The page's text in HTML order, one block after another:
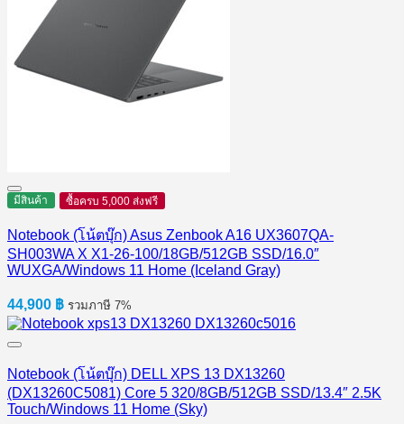
มีสินค้า ซื้อครบ 5,000 ส่งฟรี
Notebook (โน้ตบุ๊ก) Asus Zenbook A16 UX3607QA-
SH003WA X X1-26-100/18GB/512GB SSD/16.0″
WUXGA/Windows 11 Home (Iceland Gray)
44,900 ฿ รวมภาษี 7%
Notebook (โน้ตบุ๊ก) DELL XPS 13 DX13260
(DX13260C5081) Core 5 320/8GB/512GB SSD/13.4″ 2.5K
Touch/Windows 11 Home (Sky)